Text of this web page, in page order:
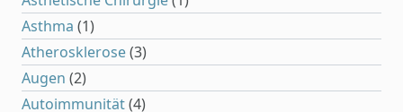
Asthma (1)
Atherosklerose(3)
Augen (2)
Autoimmunität(4)